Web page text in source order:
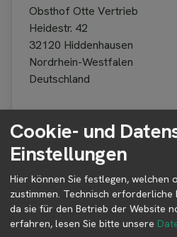
Obsthof Otte Vertrieb
Heidestr. 42
32120 Hiddenhausen
Nordrhein-Westfalen
Deutschland
Betreiber kontaktieren
Auf der Profilseite des
Informationen zum Betreiber
Kontaktmöglichkeiten.
Cookie- und
Einstellungen
Hier können Sie festlegen, welchen
zustimmen. Technisch erforderliche
da sie für den Betrieb der Website
erfahren, lesen Sie bitte unsere